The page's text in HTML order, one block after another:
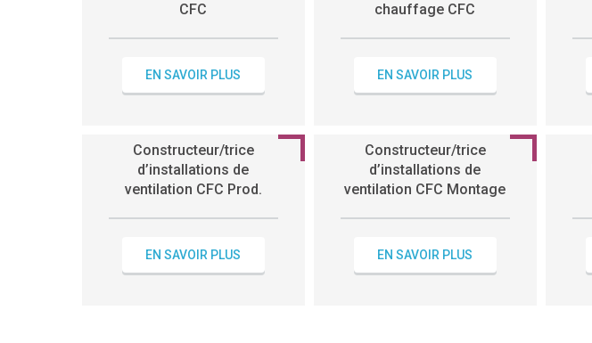
CFC
EN SAVOIR PLUS
chauffage CFC
EN SAVOIR PLUS
Constructeur/trice
d’installations de
ventilation CFC Prod.
EN SAVOIR PLUS
Constructeur/trice
d’installations de
ventilation CFC Montage
EN SAVOIR PLUS